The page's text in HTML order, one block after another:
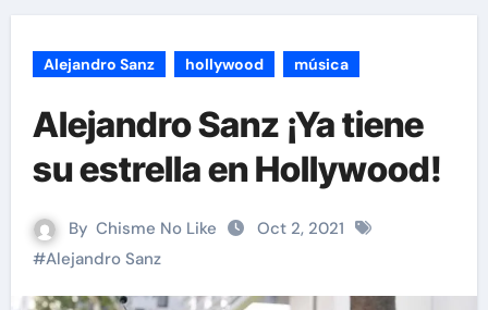
Alejandro Sanz hollywood música
Alejandro Sanz ¡Ya tiene
su estrella en Hollywood!
By Chisme No Like
Oct 2, 2021
#Alejandro Sanz